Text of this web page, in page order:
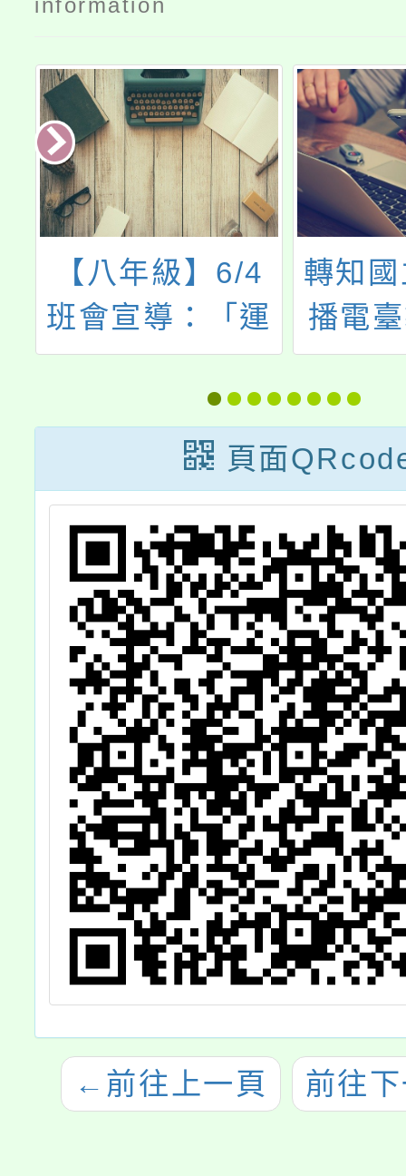
information
轉知國立教育廣
播電臺製播112
年10至12月之
「特別的愛」節
目特殊教育主題
及播出日期表1
份，詳如說明。
轉知
「112
隆市
國中
慈輝
章」1
說明
頁面
← 前往上一頁 前往